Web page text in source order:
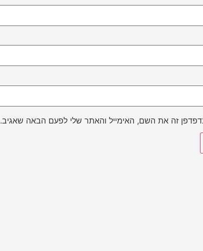
זה את השם, האימייל והאתר שלי לפעם הבאה שאגיב.